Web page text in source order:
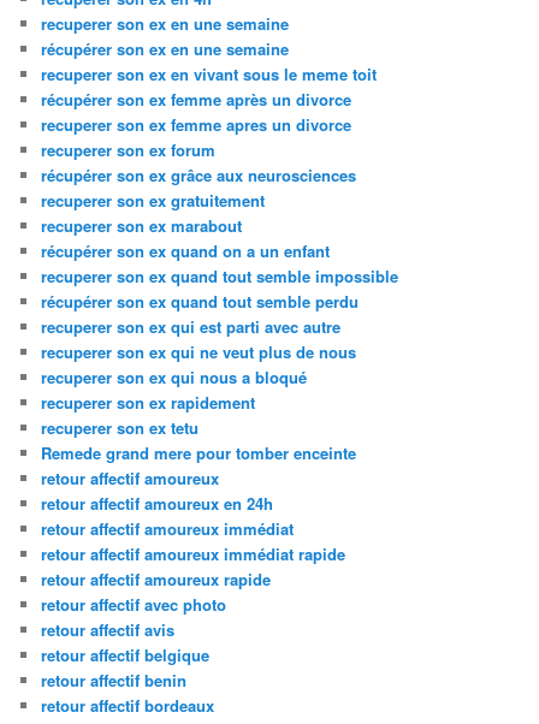
recuperer son ex en une semaine
récupérer son ex en une semaine
recuperer son ex en vivant sous le meme toit
récupérer son ex femme après un divorce
recuperer son ex femme apres un divorce
recuperer son ex forum
récupérer son ex grâce aux neurosciences
recuperer son ex gratuitement
recuperer son ex marabout
récupérer son ex quand on a un enfant
recuperer son ex quand tout semble impossible
récupérer son ex quand tout semble perdu
recuperer son ex qui est parti avec autre
recuperer son ex qui ne veut plus de nous
recuperer son ex qui nous a bloqué
recuperer son ex rapidement
recuperer son ex tetu
Remede grand mere pour tomber enceinte
retour affectif amoureux
retour affectif amoureux en 24h
retour affectif amoureux immédiat
retour affectif amoureux immédiat rapide
retour affectif amoureux rapide
retour affectif avec photo
retour affectif avis
retour affectif belgique
retour affectif benin
retour affectif bordeaux